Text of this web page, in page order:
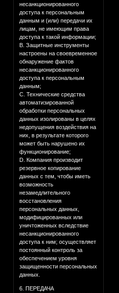
несанкционированного
доступа к персональным
данным и (или) передачи их
лицам, не имеющим права
доступа к такой информации;
B. Защитные инструменты
настроены на своевременное
обнаружение фактов
несанкционированного
доступа к персональным
данным;
C. Технические средства
автоматизированной
обработки персональных
данных изолированы в целях
недопущения воздействия на
них, в результате которого
может быть нарушено их
функционирование;
D. Компания производит
резервное копирование
данных с тем, чтобы иметь
возможность
незамедлительного
восстановления
персональных данных,
модифицированных или
уничтоженных вследствие
несанкционированного
доступа к ним; осуществляет
постоянный контроль за
обеспечением уровня
защищенности персональных
данных.
6. ПЕРЕДАЧА